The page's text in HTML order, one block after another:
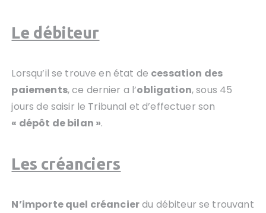
Le débiteur
Lorsqu’il se trouve en état de cessation des
paiements, ce dernier a l’obligation, sous 45
jours de saisir le Tribunal et d’effectuer son
« dépôt de bilan ».
Les créanciers
N’importe quel créancierdu débiteur se trouvant